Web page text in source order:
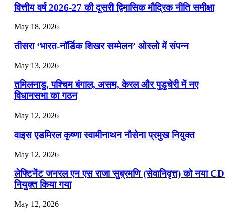
📝 डेली करेंट अफेयर्स: 19-21 जुलाई 2026
July 19, 2026
📝 डेली करेंट अफेयर्स: 16-18 जुलाई 2026
July 16, 2026
📝 डेली करेंट अफेयर्स: 13-15 जुलाई 2026
वित्तीय वर्ष 2026-27 की दूसरी द्विमासिक मौद्रिक नीति समीक्षा
May 18, 2026
तीसरा ‘भारत-नॉर्डिक शिखर सम्मेलन’ ओस्लो में संपन्न
May 13, 2026
तमिलनाडु, पश्चिम बंगाल, असम, केरल और पुडुचेरी में नए
विधानसभा का गठन
May 12, 2026
वाइस एडमिरल कृष्णा स्वामीनाथन नौसेना प्रमुख नियुक्त
May 12, 2026
लेफ्टिनेंट जनरल एन एस राजा सुब्रमणि (सेवानिवृत्त) को नया
नियुक्त किया गया
May 12, 2026